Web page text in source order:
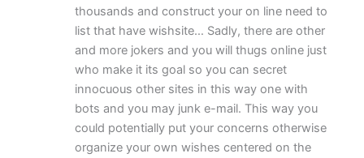
thousands and construct your on line need to
list that have wishsite… Sadly, there are other
and more jokers and you will thugs online just
who make it its goal so you can secret
innocuous other sites in this way one with
bots and you may junk e-mail. This way you
could potentially put your concerns otherwise
organize your own wishes centered on the